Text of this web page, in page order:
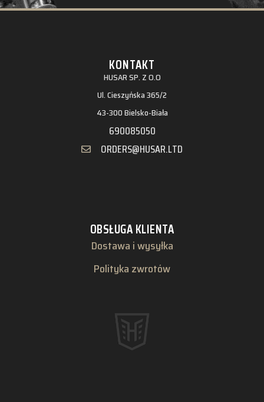
KONTAKT
HUSAR SP. Z O.O
Ul. Cieszyńska 365/2
43-300 Bielsko-Biała
690085050
ORDERS@HUSAR.LTD
OBSŁUGA KLIENTA
Dostawa i wysyłka
Polityka zwrotów